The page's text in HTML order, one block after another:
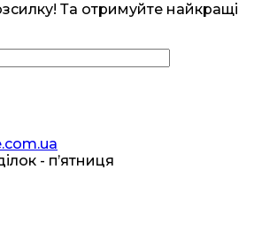
Та отримуйте найкращі
- п’ятниця